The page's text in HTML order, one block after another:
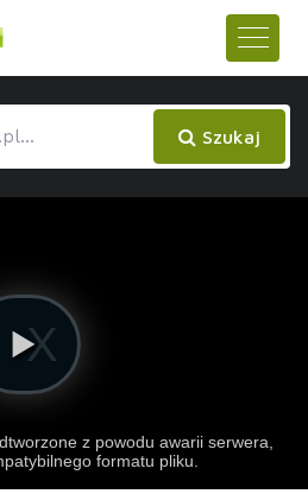
Szukaj